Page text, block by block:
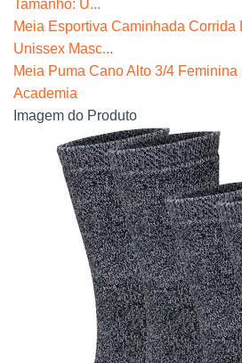
Tamanho: U...
Meia Esportiva Caminhada Corrida
Unissex Masc...
Meia Puma Cano Alto 3/4
Academia
Imagem do Produto